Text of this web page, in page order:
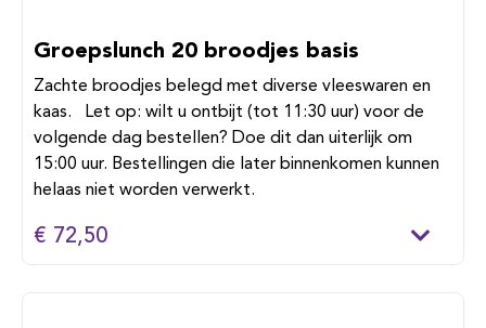
Groepslunch 20 broodjes basis
Zachte broodjes belegd met diverse vleeswaren en
kaas. Let op: wilt u ontbijt (tot 11:30 uur) voor de
volgende dag bestellen? Doe dit dan uiterlijk om
15:00 uur. Bestellingen die later binnenkomen kunnen
helaas niet worden verwerkt.
€ 72,50